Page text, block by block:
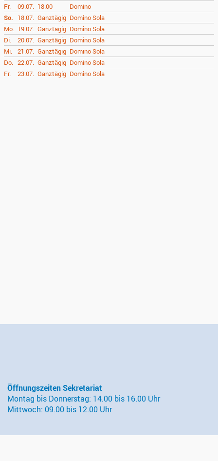
Fr.
09.07. 18.00
Domino
So.
18.07. Ganztägig Domino Sola
Mo. 19.07. Ganztägig Domino Sola
Di.
20.07. Ganztägig Domino Sola
Mi.
21.07. Ganztägig Domino Sola
Do. 22.07. Ganztägig Domino Sola
Fr.
23.07. Ganztägig Domino Sola
Öffnungszeiten Sekretariat
Montag bis Donnerstag: 14.00 bis 16.00 Uhr
Mittwoch: 09.00 bis 12.00 Uhr